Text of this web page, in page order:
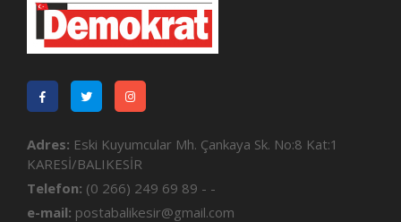
Adres: Eski Kuyumcular Mh. Çankaya Sk. No:8 Kat:1
KARESİ/BALIKESİR
Telefon: (0 266) 249 69 89 - -
e-mail: postabalikesir@gmail.com